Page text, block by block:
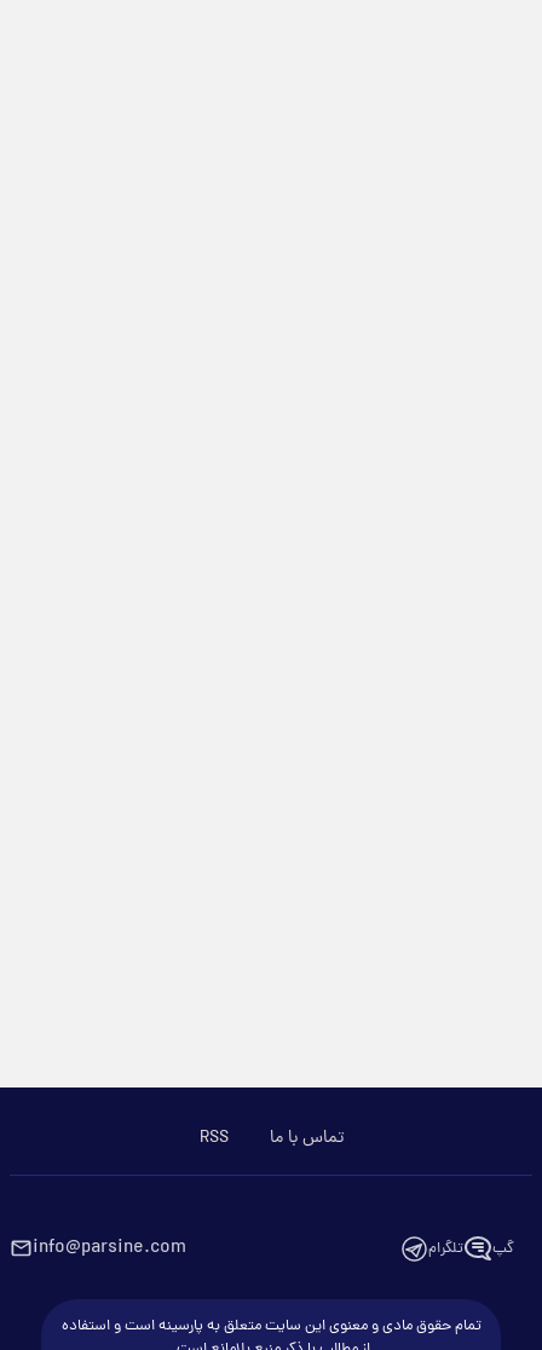
تماس با ما RSS
گپ تلگرام info@parsine.com
تمام حقوق مادی و معنوی این سایت متعلق به پارسینه است و استفاده